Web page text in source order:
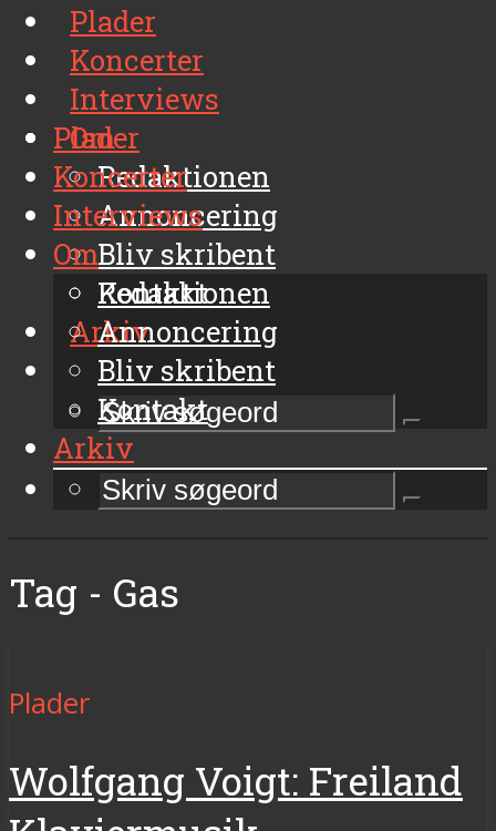
Plader
Koncerter
Interviews
Om
Redaktionen
Annoncering
Bliv skribent
Kontakt
Arkiv
Plader
Koncerter
Interviews
Om
Redaktionen
Annoncering
Bliv skribent
Kontakt
Arkiv
Tag - Gas
Plader
Wolfgang Voigt: Freiland